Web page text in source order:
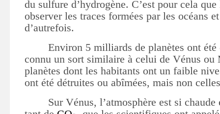
du sulfure d’hydrogène. C’est pour cela que
observer les traces formées par les océans
d’autrefois.
Environ 5 milliards de planètes ont été
connu un sort similaire à celui de Vénus ou
planètes dont les habitants ont un faible
ont été détruites ou abîmées, mais non
Sur Vénus, l’atmosphère est si